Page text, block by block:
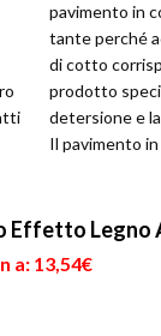
pavimento in
tante perché
di cotto
prodotto
detersione e
Il pavimento
Effetto Legno
a: 13,54€